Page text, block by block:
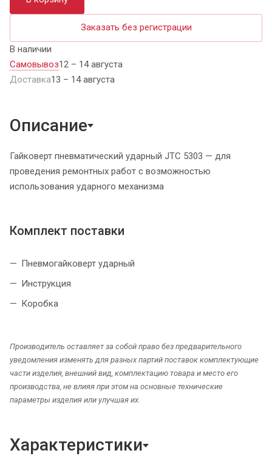
Заказать без регистрации
В наличии
Самовывоз12 – 14 августа
Доставка13 – 14 августа
Описание
Гайковерт пневматический ударный JTC 5303 — для
проведения ремонтных работ с возможностью
использования ударного механизма
Комплект поставки
Пневмогайковерт ударный
Инструкция
Коробка
Производитель оставляет за собой право без предварительного
уведомления изменять для разных партий поставок комплектующие
части изделия, внешний вид, комплектацию товара и место его
производства, не влияя при этом на основные технические
параметры изделия или улучшая их.
Характеристики